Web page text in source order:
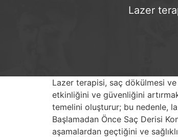
Lazer
Lazer terapisi, saç dökülmesi
etkinliğini ve güvenliğini
temelini oluşturur; bu nedenle,
Başlamadan Önce Saç Derisi
aşamalardan geçtiğini ve